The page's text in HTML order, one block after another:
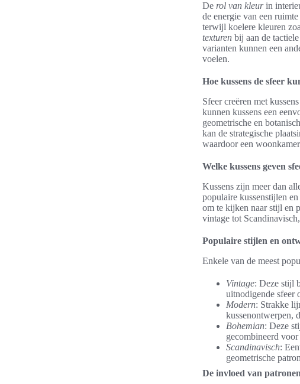
De rol van kleurin
de energie van een
terwijl koelere kleuren
texturen bij aan de
varianten kunnen een
voelen.
Hoe kussens de sfeer
Sfeer creëren met
kunnen kussens een
geometrische en
kan de strategische
waardoor een
Welke kussens geven
Kussens zijn meer dan
populaire kussenstijlen
om te kijken naar stijl en
vintage tot
Populaire stijlen en
Enkele van de meest
Vintage: Deze stijl
uitnodigende sfeer
Modern: Strakke
kussenontwerpen,
Bohemian: Deze
gecombineerd
Scandinavisch:
geometrische
De invloed van